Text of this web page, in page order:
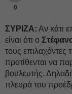
0
ΣΥΡΙΖΑ: Αν κάτι
είναι ότι ο
τους επιλαχόντες
προτίθενται να
βουλευτής.
πλευρά του